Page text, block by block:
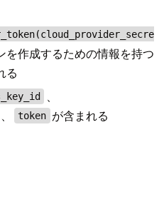
を作成するための情報を持つ
る
、
、 token が含まれる